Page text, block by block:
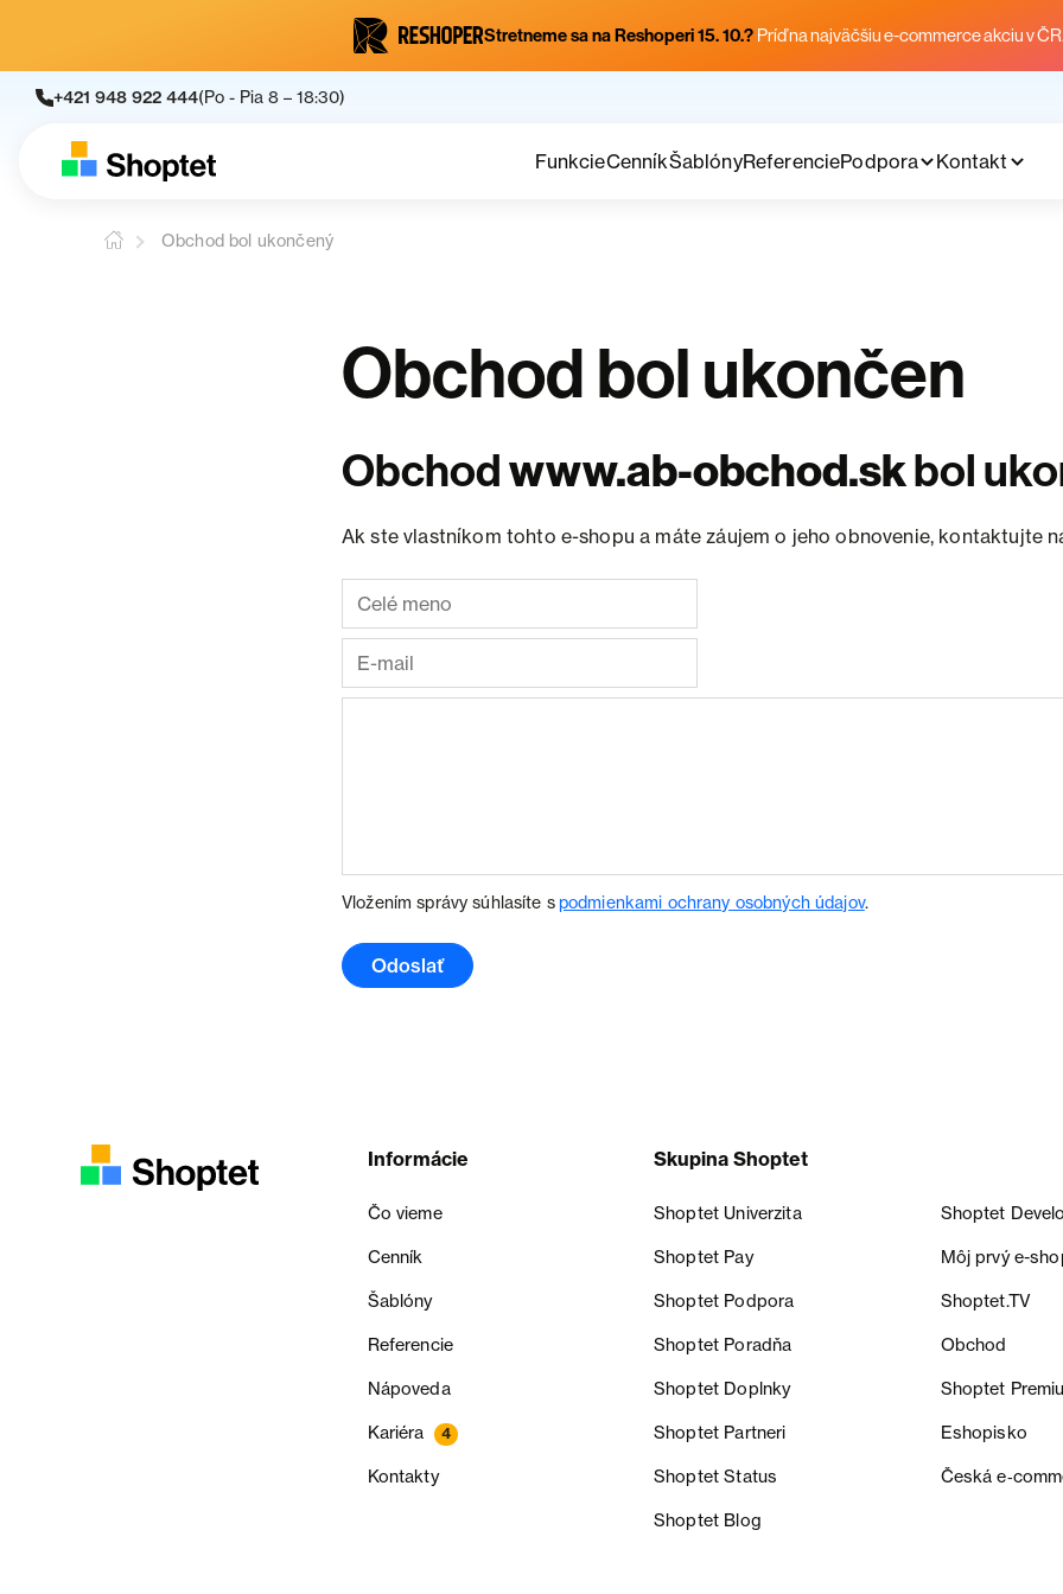
Stretneme sa na Reshoperi 15. 10.? Príď na najväčšiu e-commerce akciu v
+421 948 922 444(Po - Pia 8 – 18:30)
FunkcieCenníkŠablónyReferenciePodpora Kontakt
Obchod bol ukončený
Obchod bol ukončen
Obchodwww.ab-obchod.skbol
Ak ste vlastníkom tohto e-shopu a máte záujem o jeho obnovenie, kontaktujte
Vložením správy súhlasíte spodmienkami ochrany osobných údajov.
Odoslať
Informácie
Čo vieme
Cenník
Šablóny
Referencie
Nápoveda
Kariéra 4
Kontakty
Skupina Shoptet
Shoptet Univerzita Shoptet
Shoptet Pay Môj prvý e-
Shoptet Podpora Shoptet.TV
Shoptet Poradňa Obchod
Shoptet Doplnky Shoptet
Shoptet Partneri Eshopisko
Shoptet Status Česká
Shoptet Blog